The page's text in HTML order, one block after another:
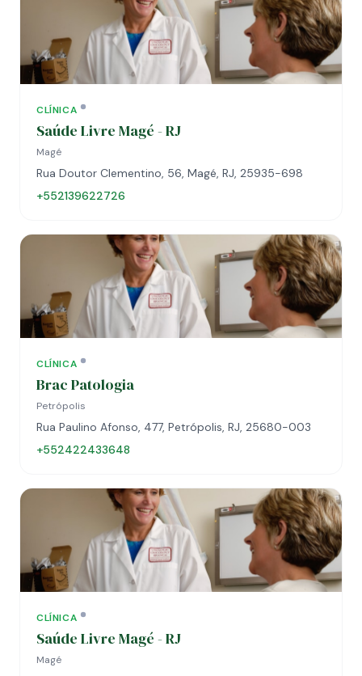
CLÍNICA
Saúde Livre Magé - RJ
Magé
Rua Doutor Clementino, 56, Magé, RJ, 25935-698
+552139622726
CLÍNICA
Brac Patologia
Petrópolis
Rua Paulino Afonso, 477, Petrópolis, RJ, 25680-003
+552422433648
CLÍNICA
Saúde Livre Magé - RJ
Magé